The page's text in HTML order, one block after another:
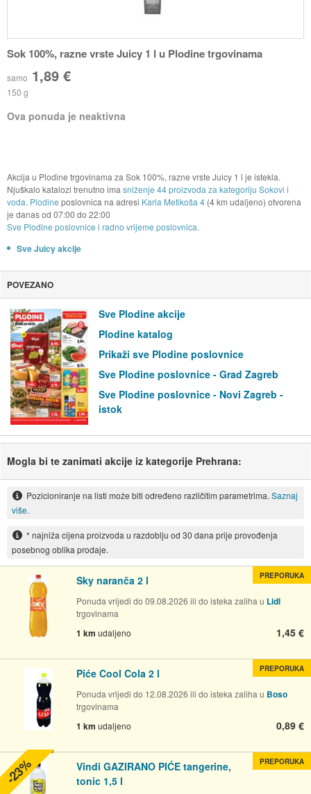
Sok 100%, razne vrste Juicy 1 l u Plodine trgovinama
samo 1,89 €
150 g
Ova ponuda je neaktivna
Akcija u Plodine trgovinama za Sok 100%, razne vrste Juicy 1 l je istekla.
Njuškalo katalozi trenutno ima sniženje 44 proizvoda za kategoriju Sokovi i
voda. Plodine poslovnica na adresi Karla Metikoša 4(4 km udaljeno) otvorena
je danas od 07:00 do 22:00
Sve Plodine poslovnice i radno vrijeme poslovnica.
Sve Juicy akcije
POVEZANO
Sve Plodine akcije
Plodine katalog
Prikaži sve Plodine poslovnice
Sve Plodine poslovnice - Grad Zagreb
Sve Plodine poslovnice - Novi Zagreb -
istok
Mogla bi te zanimati akcije iz kategorije Prehrana:
Pozicioniranje na listi može biti određeno različitim parametrima. Saznaj
više.
* najniža cijena proizvoda u razdoblju od 30 dana prije provođenja
posebnog oblika prodaje.
Sky naranča 2 l
Ponuda vrijedi do 09.08.2026 ili do isteka zaliha u Lidl
trgovinama
1 km udaljeno 1,45 €
PREPORUKA
Piće Cool Cola 2 l
Ponuda vrijedi do 12.08.2026 ili do isteka zaliha u Boso
trgovinama
1 km udaljeno 0,89 €
PREPORUKA
Vindi GAZIRANO PIĆE tangerine,
tonic 1,5 l
PREPORUKA
-23%